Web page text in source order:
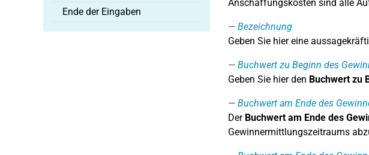
Anschaffungskosten sind alle
Bezeichnung
Geben Sie hier eine
Buchwert zu Beginn des
Geben Sie hier den Buchwert zu
Buchwert am Ende des
Der Buchwert am Ende des
Gewinnermittlungszeitraums
Ende der Eingaben